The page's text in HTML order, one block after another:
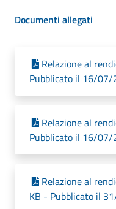
Documenti allegati
Relazione al
Pubblicato il 16/07/
Relazione al
Pubblicato il 16/07/
Relazione al
KB - Pubblicato il